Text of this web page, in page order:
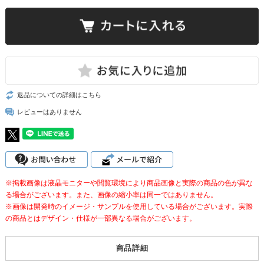
返品についての詳細はこちら
レビューはありません
※掲載画像は液晶モニターや閲覧環境により商品画像と実際の商品の色が異な
る場合がございます。また、画像の縮小率は同一ではありません。
※画像は開発時のイメージ・サンプルを使用している場合がございます。実際
の商品とはデザイン・仕様が一部異なる場合がございます。
商品詳細